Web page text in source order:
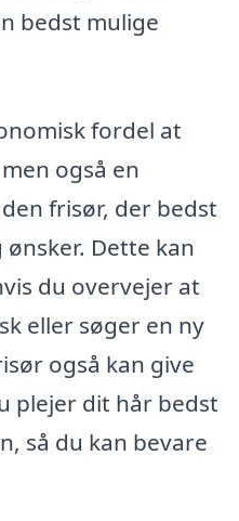
bedst mulige
fordel at
også en
frisør, der bedst
Dette kan
du overvejer at
eller søger en ny
også kan give
plejer dit hår bedst
så du kan bevare